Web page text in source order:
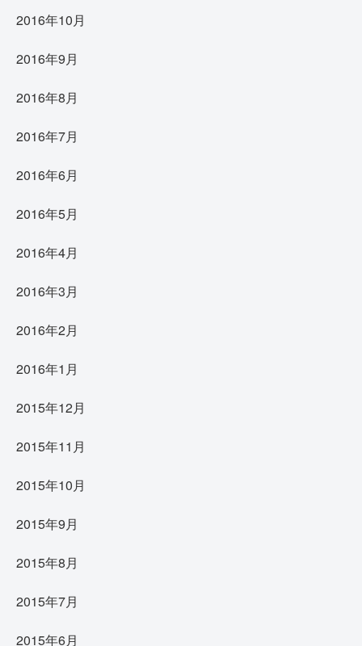
2016年10月
2016年9月
2016年8月
2016年7月
2016年6月
2016年5月
2016年4月
2016年3月
2016年2月
2016年1月
2015年12月
2015年11月
2015年10月
2015年9月
2015年8月
2015年7月
2015年6月